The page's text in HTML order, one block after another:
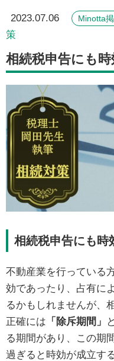
2023.07.06 Minotta
策
相続税申告にも
相続税申告にも時
不動産業を行っている
効であったり、占有に
るかもしれませんが、
正確には 「除斥期間」
る期間があり、この期
過ぎると時効が成立す